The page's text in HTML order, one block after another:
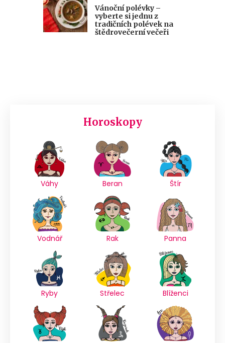
Vánoční polévky –
vyberte si jednu z
tradičních polévek na
štědrovečerní večeři
Horoskopy
Váhy Beran Štír
Vodnář Rak Panna
Ryby Střelec Blíženci